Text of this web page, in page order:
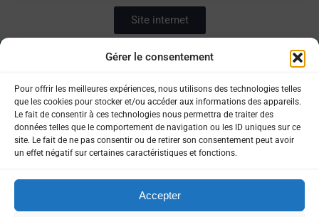
Gérer le consentement
Pour offrir les meilleures expériences, nous utilisons des technologies telles
que les cookies pour stocker et/ou accéder aux informations des appareils.
Le fait de consentir à ces technologies nous permettra de traiter des
données telles que le comportement de navigation ou les ID uniques sur ce
site. Le fait de ne pas consentir ou de retirer son consentement peut avoir
un effet négatif sur certaines caractéristiques et fonctions.
Accepter
Site internet
Copyright © 2026 Euro-Séjours &
Tourisme – ®
Marques et modèles déposés
France / Étranger